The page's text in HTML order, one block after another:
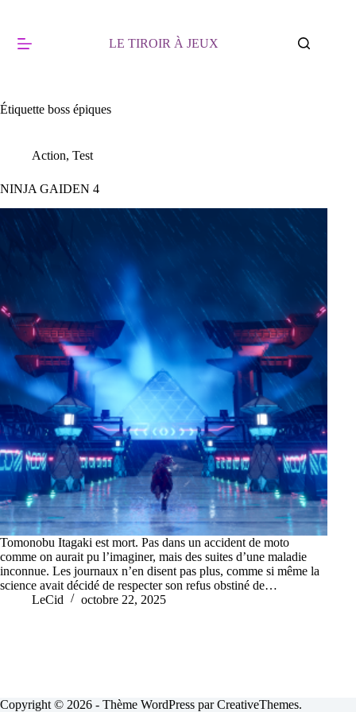
LE TIROIR À JEUX
Étiquette boss épiques
Action, Test
NINJA GAIDEN 4
Tomonobu Itagaki est mort. Pas dans un accident de moto
comme on aurait pu l’imaginer, mais des suites d’une maladie
inconnue. Les journaux n’en disent pas plus, comme si même la
science avait décidé de respecter son refus obstiné de…
LeCid
octobre 22, 2025
Copyright © 2026 - Thème WordPress parCreativeThemes.